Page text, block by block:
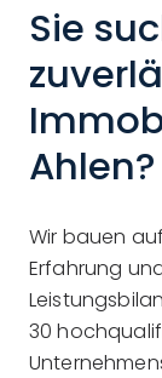
Sie
Ahlen?
Wir bauen
Erfahrung
30